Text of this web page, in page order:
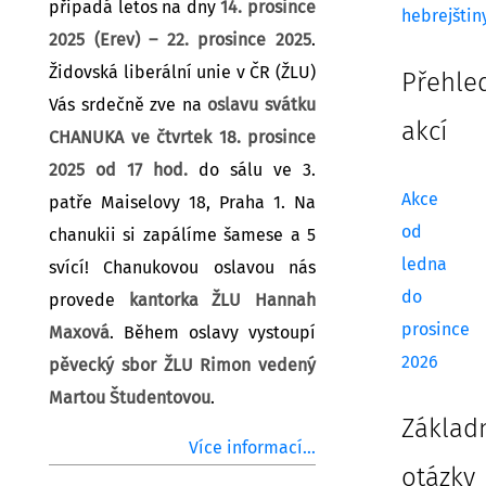
připadá letos na dny14. prosince
2025 (Erev) – 22. prosince 2025.
Židovská liberální unie v ČR (ŽLU)
Vás srdečně zve na oslavu svátku
CHANUKA ve čtvrtek 18. prosince
2025 od 17 hod. do sálu ve 3.
patře Maiselovy 18, Praha 1. Na
chanukii si zapálíme šamese a 5
svící! Chanukovou oslavou nás
provede
kantorka ŽLU Hannah
Maxová. Během oslavy vystoupí
pěvecký sbor ŽLU Rimon vedený
Martou Študentovou.
Více informací...
akcí
Akce
od
ledna
do
prosince
2026
otázky